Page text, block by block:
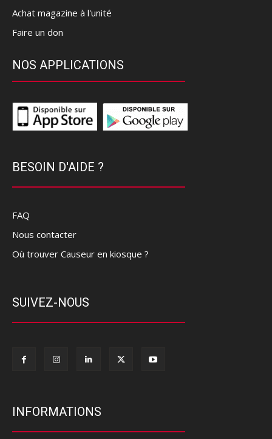
Achat magazine à l'unité
Faire un don
NOS APPLICATIONS
BESOIN D'AIDE ?
FAQ
Nous contacter
Où trouver Causeur en kiosque ?
SUIVEZ-NOUS
INFORMATIONS